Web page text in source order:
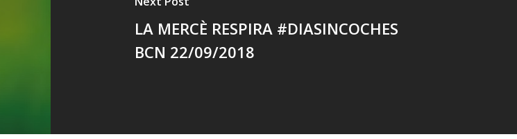
LA MERCÈ RESPIRA #DIASINCOCHES
BCN 22/09/2018